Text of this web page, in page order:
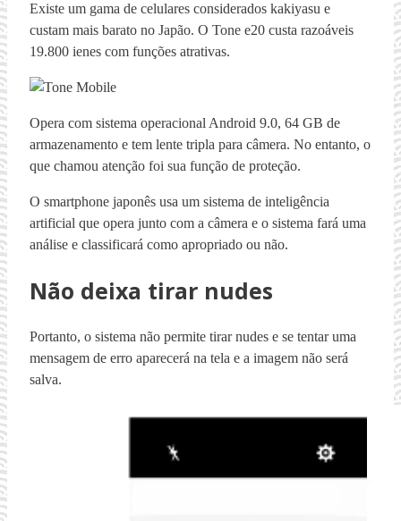
Existe um gama de celulares considerados kakiyasu e
custam mais barato no Japão. O Tone e20 custa razoáveis
19.800 ienes com funções atrativas.
Opera com sistema operacional Android 9.0, 64 GB de
armazenamento e tem lente tripla para câmera. No entanto, o
que chamou atenção foi sua função de proteção.
O smartphone japonês usa um sistema de inteligência
artificial que opera junto com a câmera e o sistema fará uma
análise e classificará como apropriado ou não.
Não deixa tirar nudes
Portanto, o sistema não permite tirar nudes e se tentar uma
mensagem de erro aparecerá na tela e a imagem não será
salva.